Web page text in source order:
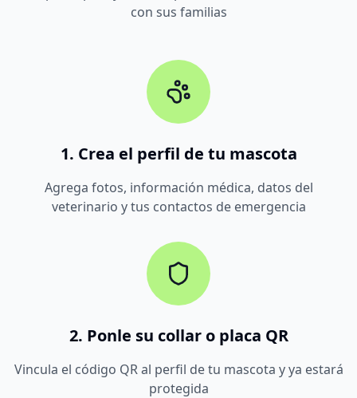
con sus familias
1. Crea el perfil de tu mascota
Agrega fotos, información médica, datos del
veterinario y tus contactos de emergencia
2. Ponle su collar o placa QR
Vincula el código QR al perfil de tu mascota y ya estará
protegida